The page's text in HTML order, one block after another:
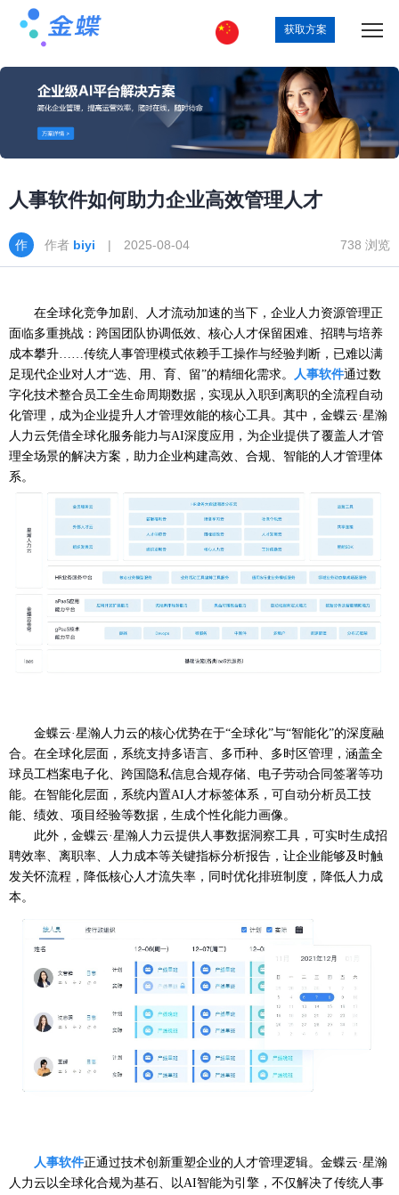
获取方案
人事软件如何助力企业高效管理人才
作者 biyi | 2025-08-04 738 浏览
在全球化竞争加剧、人才流动加速的当下，企业人力资源管理正
面临多重挑战：跨国团队协调低效、核心人才保留困难、招聘与培养
成本攀升 ……传统人事管理模式依赖手工操作与经验判断，已难以满
足现代企业对人才“选、用、育、留”的精细化需求。
人事软件通过数
字化技术整合员工全生命周期数据，实现从入职到离职的全流程自动
化管理，成为企业提升人才管理效能的核心工具。其中，金蝶云·星瀚
人力云凭借全球化服务能力与AI深度应用，为企业提供了覆盖人才管
理全场景的解决方案，助力企业构建高效、合规、智能的人才管理体
系。
金蝶云·星瀚人力云的核心优势在于“全球化”与“智能化”的深度融
合。在全球化层面，系统支持多语言、多币种、多时区管理，涵盖全
球员工档案电子化、跨国隐私信息合规存储、电子劳动合同签署等功
能。在智能化层面，系统内置AI人才标签体系，可自动分析员工技
能、绩效、项目经验等数据，生成个性化能力画像。
此外，金蝶云·星瀚人力云提供人事数据洞察工具，可实时生成招
聘效率、离职率、人力成本等关键指标分析报告， 让企业能够及时触
发关怀流程， 降低核心人才流失率，同时优化排班制度，降低人力成
本。
人事软件正通过技术创新重塑企业的人才管理逻辑。金蝶云·星瀚
人力云以全球化合规为基石、以AI智能为引擎，不仅解决了传统人事